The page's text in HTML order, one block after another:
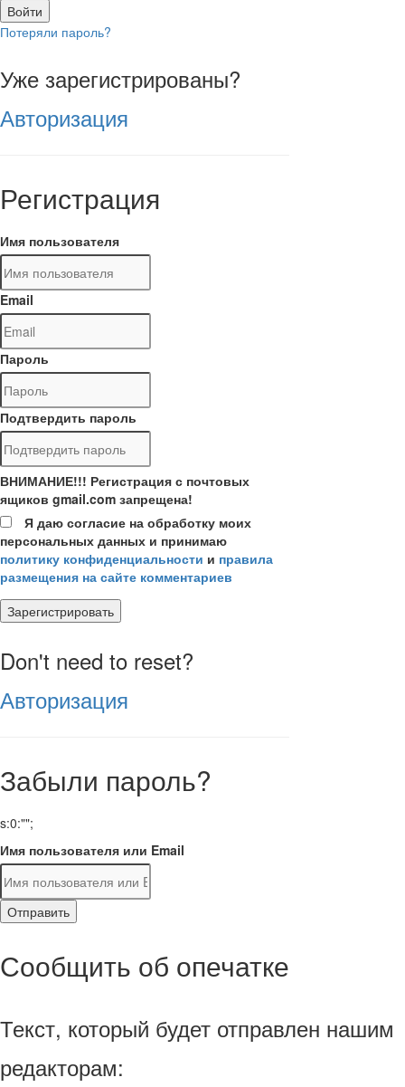
Войти
Потеряли пароль?
Уже зарегистрированы?
Авторизация
Регистрация
Имя пользователя
Email
Пароль
Подтвердить пароль
ВНИМАНИЕ!!! Регистрация с почтовых
ящиков gmail.com запрещена!
Я даю согласие на обработку моих
персональных данных и принимаю
политику конфиденциальности и правила
размещения на сайте комментариев
Зарегистрировать
Don't need to reset?
Авторизация
Забыли пароль?
s:0:"";
Имя пользователя или Email
Отправить
Сообщить об опечатке
Текст, который будет отправлен нашим
редакторам: